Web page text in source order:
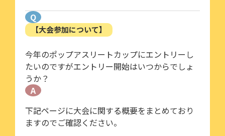
Q
【大会参加について】
今年のポップアスリートカップにエントリーし
たいのですがエントリー開始はいつからでしょ
うか？
A
下記ページに大会に関する概要をまとめており
ますのでご確認ください。